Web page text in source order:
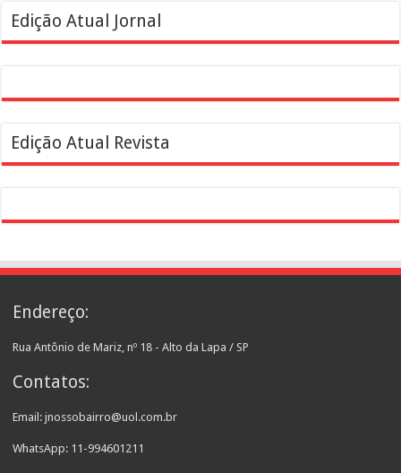
Edição Atual Jornal
Edição Atual Revista
Endereço:
Rua Antônio de Mariz, nº 18 - Alto da Lapa / SP
Contatos:
Email: jnossobairro@uol.com.br
WhatsApp: 11-994601211